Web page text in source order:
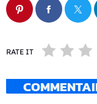
RATE IT